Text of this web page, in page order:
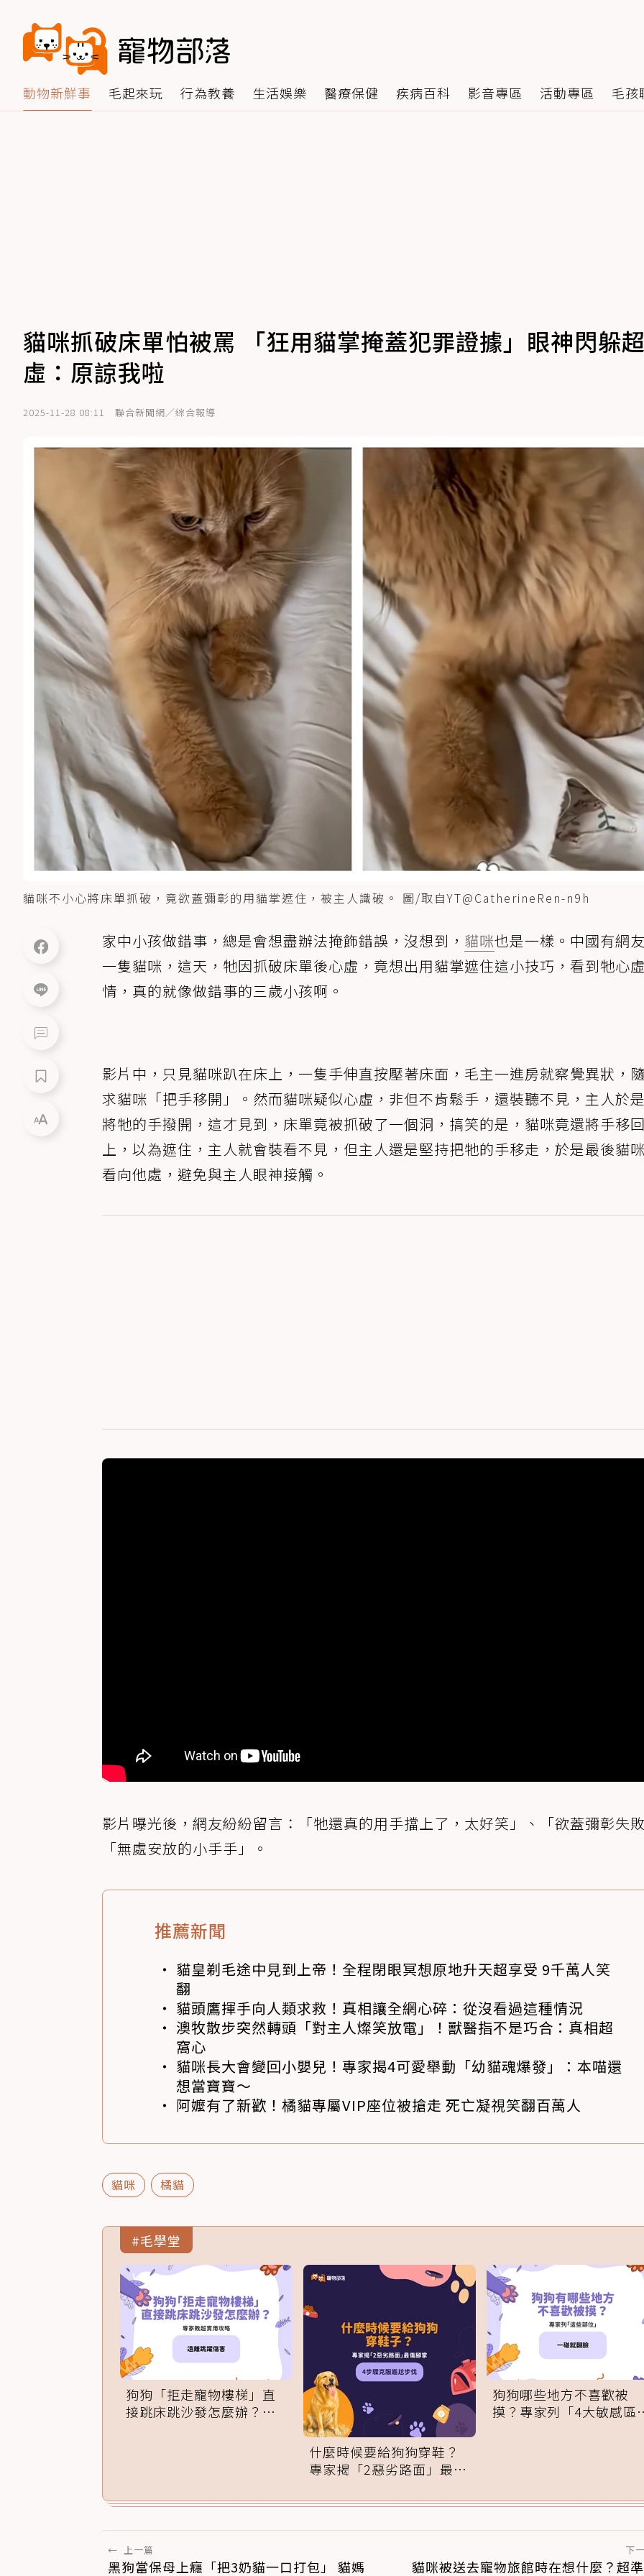
動物新鮮事 毛起來玩 行為教養 生活娛樂 醫療保健 疾病百科 影音專區 活動專區 毛孩
貓咪抓破床單怕被罵 「狂用貓掌掩蓋犯罪證據」眼神閃躲
虛：原諒我啦
2025-11-28 08:11 聯合新聞網／綜合報導
貓咪不小心將床單抓破，竟欲蓋彌彰的用貓掌遮住，被主人識破。 圖/取自YT@CatherineRen-n9h
家中小孩做錯事，總是會想盡辦法掩飾錯誤，沒想到， 貓咪也是一樣。中國有網
一隻貓咪，這天，牠因抓破床單後心虛，竟想出用貓掌遮住這小技巧，看到牠心
情，真的就像做錯事的三歲小孩啊。
影片中，只見貓咪趴在床上，一隻手伸直按壓著床面，毛主一進房就察覺異狀，
求貓咪「把手移開」。然而貓咪疑似心虛，非但不肯鬆手，還裝聽不見，主人於
將牠的手撥開，這才見到，床單竟被抓破了一個洞，搞笑的是，貓咪竟還將手移
上，以為遮住，主人就會裝看不見，但主人還是堅持把牠的手移走，於是最後貓
看向他處，避免與主人眼神接觸。
影片曝光後，網友紛紛留言：「牠還真的用手擋上了，太好笑」、「欲蓋彌彰失
「無處安放的小手手」。
推薦新聞
貓皇剃毛途中見到上帝！全程閉眼冥想原地升天超享受 9千萬人笑
翻
貓頭鷹揮手向人類求救！真相讓全網心碎：從沒看過這種情況
澳牧散步突然轉頭「對主人燦笑放電」！獸醫指不是巧合：真相超
窩心
貓咪長大會變回小嬰兒！專家揭4可愛舉動「幼貓魂爆發」：本喵還
想當寶寶～
阿嬤有了新歡！橘貓專屬VIP座位被搶走 死亡凝視笑翻百萬人
貓咪 橘貓
#毛學堂
狗狗「拒走寵物樓梯」直
接跳床跳沙發怎麼辦？專
什麼時候要給狗狗穿鞋？
專家揭「2惡劣路面」最傷
狗狗哪些地方不喜歡被
摸？專家列「4大敏感區
← 上一篇
黑狗當保母上癮「把3奶貓一口打包」 貓媽
下
貓咪被送去寵物旅館時在想什麼？超